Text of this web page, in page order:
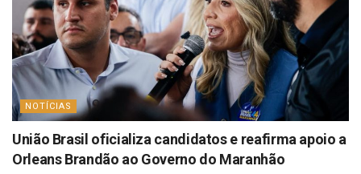
NOTÍCIAS
União Brasil oficializa candidatos e reafirma apoio a
Orleans Brandão ao Governo do Maranhão